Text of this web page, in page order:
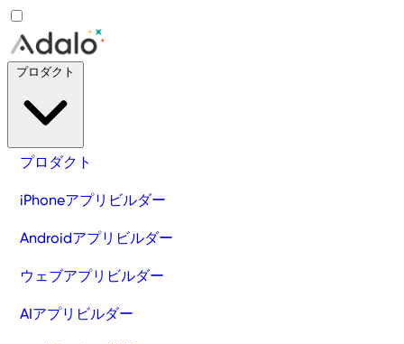
プロダクト
iPhoneアプリビルダー
Androidアプリビルダー
ウェブアプリビルダー
AIアプリビルダー